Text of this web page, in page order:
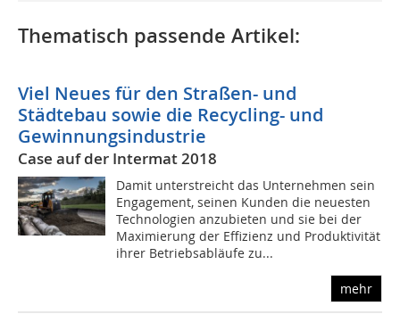
Thematisch passende Artikel:
Viel Neues für den Straßen- und
Städtebau sowie die Recycling- und
Gewinnungsindustrie
Case auf der Intermat 2018
Damit unterstreicht das Unternehmen sein
Engagement, seinen Kunden die neuesten
Technologien anzubieten und sie bei der
Maximierung der Effizienz und Produktivität
ihrer Betriebsabläufe zu...
mehr